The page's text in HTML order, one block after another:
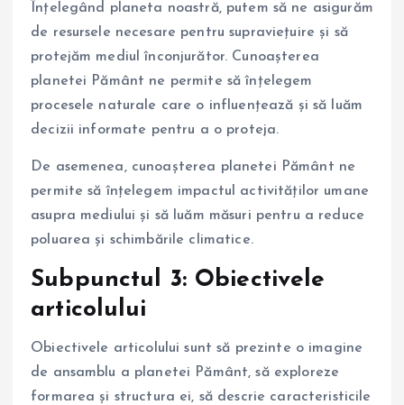
Înțelegând planeta noastră, putem să ne asigurăm
de resursele necesare pentru supraviețuire și să
protejăm mediul înconjurător. Cunoașterea
planetei Pământ ne permite să înțelegem
procesele naturale care o influențează și să luăm
decizii informate pentru a o proteja.
De asemenea, cunoașterea planetei Pământ ne
permite să înțelegem impactul activităților umane
asupra mediului și să luăm măsuri pentru a reduce
poluarea și schimbările climatice.
Subpunctul 3: Obiectivele
articolului
Obiectivele articolului sunt să prezinte o imagine
de ansamblu a planetei Pământ, să exploreze
formarea și structura ei, să descrie caracteristicile